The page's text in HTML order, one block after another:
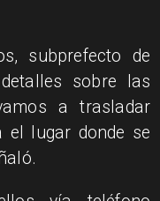
subprefecto de
sobre las
a trasladar
el lugar donde se